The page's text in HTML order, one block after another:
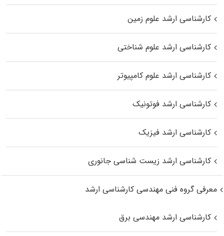
کارشناسی ارشد علوم زمین
کارشناسی ارشد علوم شناختی
کارشناسی ارشد علوم کامپیوتر
کارشناسی ارشد فوتونیک
کارشناسی ارشد فیزیک
کارشناسی ارشد زیست‌ شناسی جانوری
معرفی گروه فنی مهندسی کارشناسی ارشد
کارشناسی ارشد مهندسی برق